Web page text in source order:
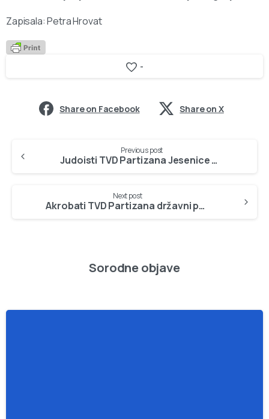
Zapisala: Petra Hrovat
-
Share on Facebook Share on X
Reading
Previous post
Judoisti TVD Partizana Jesenice osvojili dva naslova državnih prvakinj. Čestitke Nuša in Kati Ambrožič! – 11.2.2013
Next post
Akrobati TVD Partizana državni prvaki pri cicibankah in mlajših deklicah! – 12.2.2013
Sorodne objave